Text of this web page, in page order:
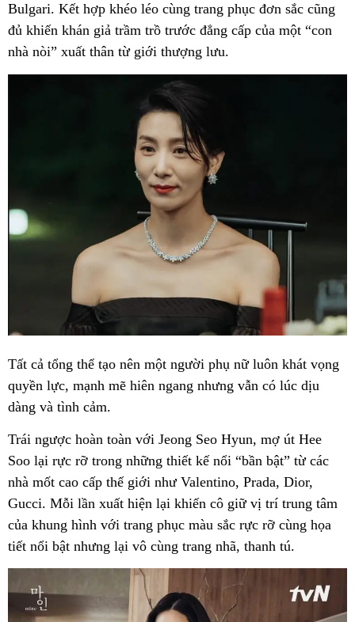
Bulgari. Kết hợp khéo léo cùng trang phục đơn sắc cũng
đủ khiến khán giả trầm trồ trước đẳng cấp của một “con
nhà nòi” xuất thân từ giới thượng lưu.
Tất cả tổng thể tạo nên một người phụ nữ luôn khát vọng
quyền lực, mạnh mẽ hiên ngang nhưng vẫn có lúc dịu
dàng và tình cảm.
Trái ngược hoàn toàn với Jeong Seo Hyun, mợ út Hee
Soo lại rực rỡ trong những thiết kế nổi “bần bật” từ các
nhà mốt cao cấp thế giới như Valentino, Prada, Dior,
Gucci. Mỗi lần xuất hiện lại khiến cô giữ vị trí trung tâm
của khung hình với trang phục màu sắc rực rỡ cùng họa
tiết nổi bật nhưng lại vô cùng trang nhã, thanh tú.